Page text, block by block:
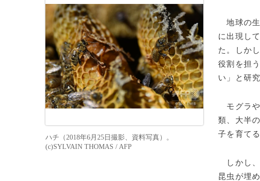
ハチ（2018年6月25日撮影、資料写真）。
(c)SYLVAIN THOMAS / AFP
地球の生
に出現し
た。しか
役割を担
い」と研
モグラや
類、大半
子を育て
しかし、
昆虫が埋